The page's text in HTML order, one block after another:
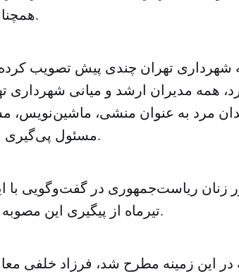
همچنان ادامه دارد.
شهرداری تهران چندی پیش تصویب
همه‌ مدیران ارشد و میانی
مرد به عنوان منشی، ماشین‌نویس،
مسئول پی‌گیری استفاده کنند.
ریاست‌جمهوری در گفت‌وگویی با
تیرماه از پیگیری این مصوبه خبر داده بود.
در این زمینه مطرح شد، فرزاد خلفی